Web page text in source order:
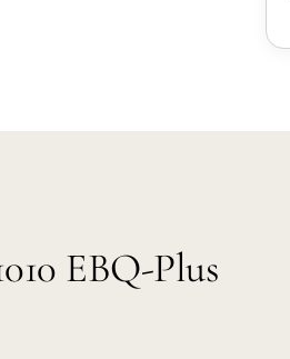
EBQ-Plus